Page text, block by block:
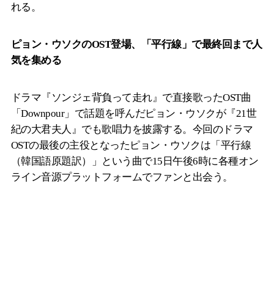
れる。
ピョン・ウソクのOST登場、「平行線」で最終回まで人
気を集める
ドラマ『ソンジェ背負って走れ』で直接歌ったOST曲
「Downpour」で話題を呼んだピョン・ウソクが『21世
紀の大君夫人』でも歌唱力を披露する。今回のドラマ
OSTの最後の主役となったピョン・ウソクは「平行線
（韓国語原題訳）」という曲で15日午後6時に各種オン
ライン音源プラットフォームでファンと出会う。